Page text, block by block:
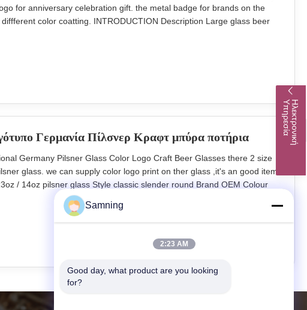
Η
λ
ε
κ
τ
ρ
ο
ν
ι
κ
ή
Υ
π
η
ρ
ε
σ
ί
α
for anniversary celebration gift. the metal badge for brands on the
color coatting. INTRODUCTION Description Large glass beer
Brown box.
Γερμανία Πίλσνερ Κραφτ μπύρα ποτήρια
Germany Pilsner Glass Color Logo Craft Beer Glasses there 2 size
glass. we can supply color logo print on ther glass ,it's an good item
/ 14oz pilsner glass Style classic slender round Brand OEM Colour
of Product Shanxi Province,China Innner pack 4 or 6pcs in inner box
Size S:
Samning
2:23 AM
Good day, what product are you looking
for?